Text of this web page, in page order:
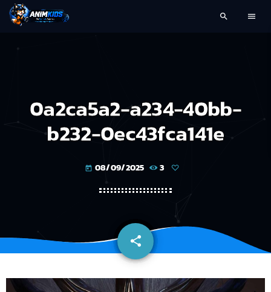
search menu
0a2ca5a2-a234-40bb-
b232-0ec43fca141e
today 08/09/2025 3
share
email